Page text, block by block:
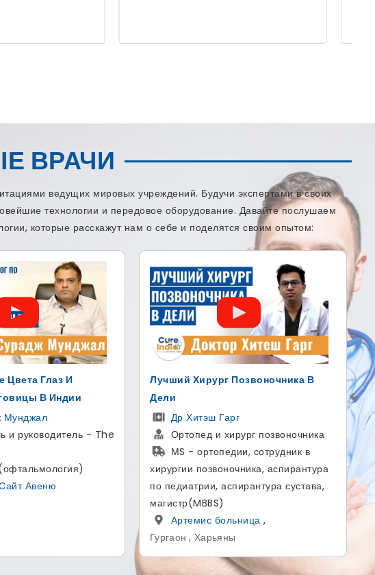
ВРАЧИ
ведущих мировых учреждений. Будучи экспертами в своих
технологии и передовое оборудование. Давайте послушаем
которые расскажут нам о себе и поделятся своим опытом:
Позвоночника В
позвоночника
сотрудник в
аспирантура
сустава,
Надувной протез полового члена
AMS 700 для лечения ЭД
Доктор Гаутам Банга
Уролог и андролог
MBBS, MS - Общая хирургия,
MCh - Урология
больница SCI,
Дели , Дели